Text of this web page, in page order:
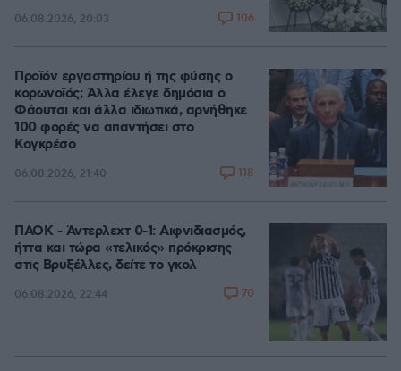
06.08.2026, 20:03 106
Προϊόν εργαστηρίου ή της φύσης ο
κορωνοϊός; Άλλα έλεγε δημόσια ο
Φάουτσι και άλλα ιδιωτικά, αρνήθηκε
100 φορές να απαντήσει στο
Κογκρέσο
06.08.2026, 21:40 118
ΠΑΟΚ - Άντερλεχτ 0-1: Αιφνιδιασμός,
ήττα και τώρα «τελικός» πρόκρισης
στις Βρυξέλλες, δείτε το γκολ
06.08.2026, 22:44 70